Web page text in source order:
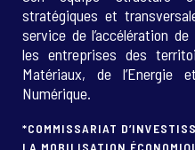
stratégiques et
service de l’accélération
les entreprises des
Matériaux, de l’Energie
Numérique.
*COMMISSARIAT
LA MOBILISATION